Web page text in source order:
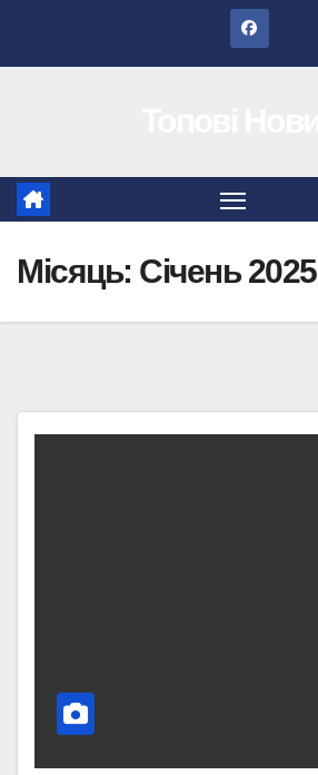
Місяць: Січень 2025